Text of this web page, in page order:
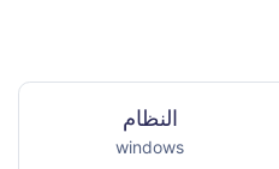
النظام
windows